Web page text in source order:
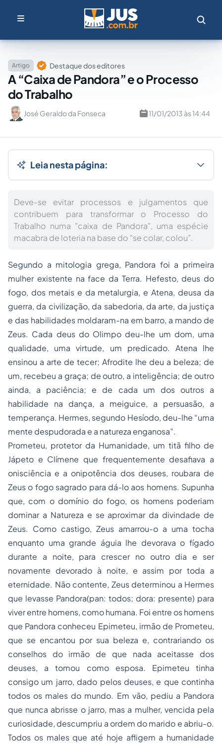
Artigo Destaque dos editores
A “Caixa de Pandora” e o Processo
do Trabalho
José Geraldo da Fonseca 11/01/2013 às 14:44
Leia nesta página:
Deve-se evitar processos e julgamentos que
contribuem para transformar o Processo do
Trabalho numa "caixa de Pandora", uma espécie
macabra de loteria na base do “se colar, colou”.
Segundo a mitologia grega, Pandora foi a primeira
mulher existente na face da Terra. Hefesto, deus do
fogo, dos metais e da metalurgia, e Atena, deusa da
guerra, da civilização, da sabedoria, da arte, da justiça
e das habilidades moldaram-na em barro, a mando de
Zeus. Cada deus do Olimpo deu-lhe um dom, uma
qualidade, uma virtude, um predicado. Atena lhe
ensinou a arte de tecer; Afrodite lhe deu a beleza; de
um, recebeu a graça; de outro, a inteligência; de outro
ainda, a paciência; e de cada um dos outros a
habilidade na dança, a meiguice, a persuasão, a
temperança. Hermes, segundo Hesíodo, deu-lhe “uma
mente despudorada e a natureza enganosa”.
Prometeu, protetor da Humanidade, um titã filho de
Jápeto e Clímene que frequentemente desafiava a
onisciência e a onipotência dos deuses, roubara de
Zeus o fogo sagrado para dá-lo aos homens. Supunha
que, com o domínio do fogo, os homens poderiam
dominar a Natureza e se aproximar da divindade de
Zeus. Como castigo, Zeus amarrou-o a uma tocha
enquanto uma grande águia lhe devorava o fígado
durante a noite, para crescer no outro dia e ser
novamente devorado à noite, e assim por toda a
eternidade. Não contente, Zeus determinou a Hermes
que levasse Pandora(pan: todos; dora: presente) para
viver entre homens, como humana. Foi entre os homens
que Pandora conheceu Epimeteu, irmão de Prometeu,
que se encantou por sua beleza e, contrariando os
conselhos do irmão de que nada aceitasse dos
deuses, a tomou como esposa. Epimeteu tinha
consigo um jarro, dado pelos deuses, e que continha
todos os males do mundo. Em vão, pediu a Pandora
que nunca abrisse o jarro, mas a mulher, vencida pela
curiosidade, descumpriu a ordem do marido e abriu-o.
Todos os males que até hoje afligem a humanidade